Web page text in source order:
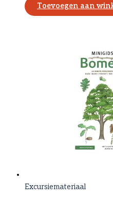
Toevoegen aan
Excursiemateriaal